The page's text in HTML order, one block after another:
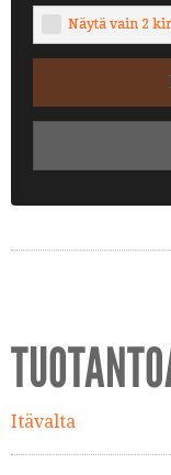
Näytä vain 2
Itävalta